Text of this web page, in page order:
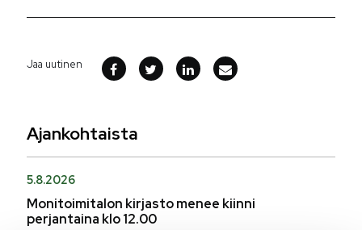
Jaa uutinen
Ajankohtaista
5.8.2026
Monitoimitalon kirjasto menee kiinni
perjantaina klo 12.00